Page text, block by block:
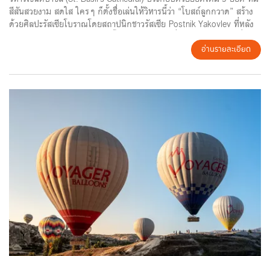
สีสันสวยงาม สดใส ใครๆ ก็ตั้งชื่อเล่นให้วิหารนี้ว่า “โบสถ์ลูกกวาด” สร้าง
ด้วยศิลปะรัสเซียโบราณโดยสถาปนิกชาวรัสเซีย Postnik Yakovlev ที่หลัง
จากสร้างเสร็จก็ถูกควักดวงตาทั้งสองข้าง โดยคำสั่งของพระเจ้าอีวานที่ 4
หรือกษัตริย์อีวานผู้โหดร้าย ทรงพอพระทัยในความงดงามของมหาวิหาร
แห่งนี้มาก จึงมีคำสั่งให้ปูนบำเหน็จแก่สถาปนิกผู้ออกแบบด้วยการควัก
ดวงตาทั้งสอง เพื่อไม่ให้สถาปนิกผู้นั้นสามารถสร้างสิ่งที่สวยงามกว่านี้ได้อีก
อ่านรายละเอียด